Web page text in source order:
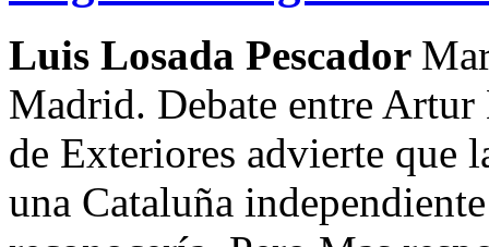
Luis Losada Pescador
Madrid. Debate entre
de Exteriores advierte que
una Cataluña